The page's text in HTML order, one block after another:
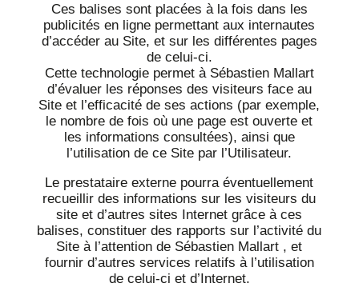
Ces balises sont placées à la fois dans les
publicités en ligne permettant aux internautes
d’accéder au Site, et sur les différentes pages
de celui-ci.
Cette technologie permet à Sébastien Mallart
d’évaluer les réponses des visiteurs face au
Site et l’efficacité de ses actions (par exemple,
le nombre de fois où une page est ouverte et
les informations consultées), ainsi que
l’utilisation de ce Site par l’Utilisateur.
Le prestataire externe pourra éventuellement
recueillir des informations sur les visiteurs du
site et d’autres sites Internet grâce à ces
balises, constituer des rapports sur l’activité du
Site à l’attention de Sébastien Mallart , et
fournir d’autres services relatifs à l’utilisation
de celui-ci et d’Internet.